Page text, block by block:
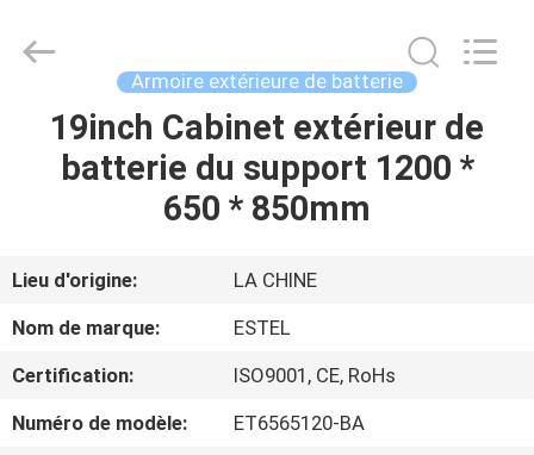
MAISON
AU
SUJET
DE
AND
TECHNOLOGY
Armoire extérieure de batterie
19inch Cabinet extérieur de
batterie du support 1200 *
650 * 850mm
Lieu d'origine:
LA CHINE
Nom de marque:
ESTEL
Certification:
ISO9001, CE, RoHs
Numéro de modèle:
ET6565120-BA